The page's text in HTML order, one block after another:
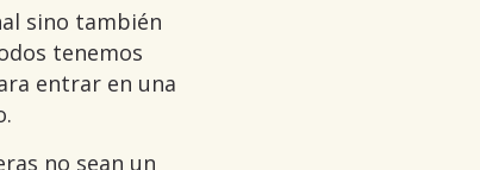
sino también
tenemos
entrar en una
no sean un